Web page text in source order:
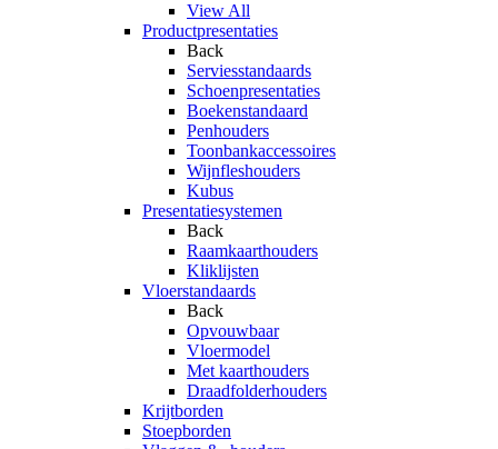
View All
Productpresentaties
Back
Serviesstandaards
Schoenpresentaties
Boekenstandaard
Penhouders
Toonbankaccessoires
Wijnfleshouders
Kubus
Presentatiesystemen
Back
Raamkaarthouders
Kliklijsten
Vloerstandaards
Back
Opvouwbaar
Vloermodel
Met kaarthouders
Draadfolderhouders
Krijtborden
Stoepborden